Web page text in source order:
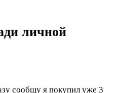
личной
сообщу я покупил уже 3